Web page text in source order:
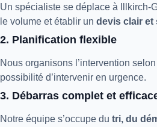
Un spécialiste se déplace à Illkirch-
le volume et établir un devis clair et
2. Planification flexible
Nous organisons l’intervention
possibilité d’intervenir en urgence.
3. Débarras complet et
Notre équipe s’occupe du tri, du